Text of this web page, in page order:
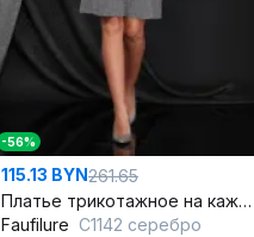
-56%
115.13 BYN261.65
Платье трикотажное на каждый день в нейтральном стиле
Faufilure C1142 серебро